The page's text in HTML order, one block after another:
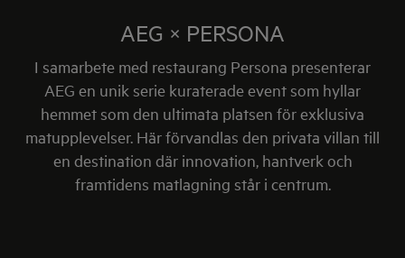
AEG × PERSONA
I samarbete med restaurang Persona presenterar
AEG en unik serie kuraterade event som hyllar
hemmet som den ultimata platsen för exklusiva
matupplevelser. Här förvandlas den privata villan till
en destination där innovation, hantverk och
framtidens matlagning står i centrum.